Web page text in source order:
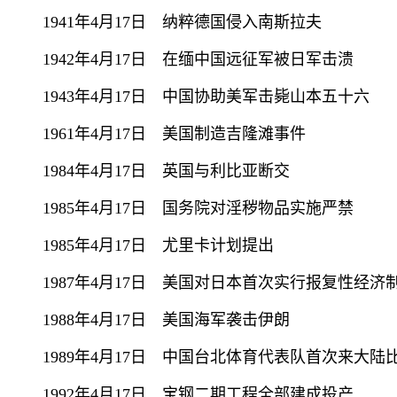
1941年4月17日 纳粹德国侵入南斯拉夫
1942年4月17日 在缅中国远征军被日军击溃
1943年4月17日 中国协助美军击毙山本五十六
1961年4月17日 美国制造吉隆滩事件
1984年4月17日 英国与利比亚断交
1985年4月17日 国务院对淫秽物品实施严禁
1985年4月17日 尤里卡计划提出
1987年4月17日 美国对日本首次实行报复性经济
1988年4月17日 美国海军袭击伊朗
1989年4月17日 中国台北体育代表队首次来大陆